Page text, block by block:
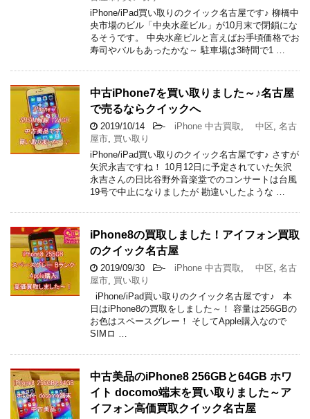
iPhone/iPad買い取りのクイック名古屋です♪ 柳橋中
央市場のビル「中央水産ビル」が10月末で閉鎖にな
るそうです。 中央水産ビルと言えばお手頃価格でお
寿司やバルもあったかな～ 駐車場は3時間で1 …
中古iPhone7を買い取りました～♪名古屋
で売るならクイックへ
2019/10/14 - iPhone 中古買取 中区 名古
屋市 買い取り
iPhone/iPad買い取りのクイック名古屋です♪ さすが
矢沢永吉ですね！ 10月12日に予定されていた矢沢
永吉さんの日比谷野外音楽堂でのコンサートは台風
19号で中止になりましたが 勘違いしたような …
iPhone8の買取しました！アイフォン買取
のクイック名古屋
2019/09/30 - iPhone 中古買取 中区 名古
屋市 買い取り
iPhone/iPad買い取りのクイック名古屋です♪ 本
日はiPhone8の買取をしました～！ 容量は256GBの
お色はスペースグレー！ そしてApple購入なので
SIMロ …
中古美品のiPhone8 256GBと64GB ホワ
イト docomo端末を買い取りました～ア
イフォン高価買取クイック名古屋